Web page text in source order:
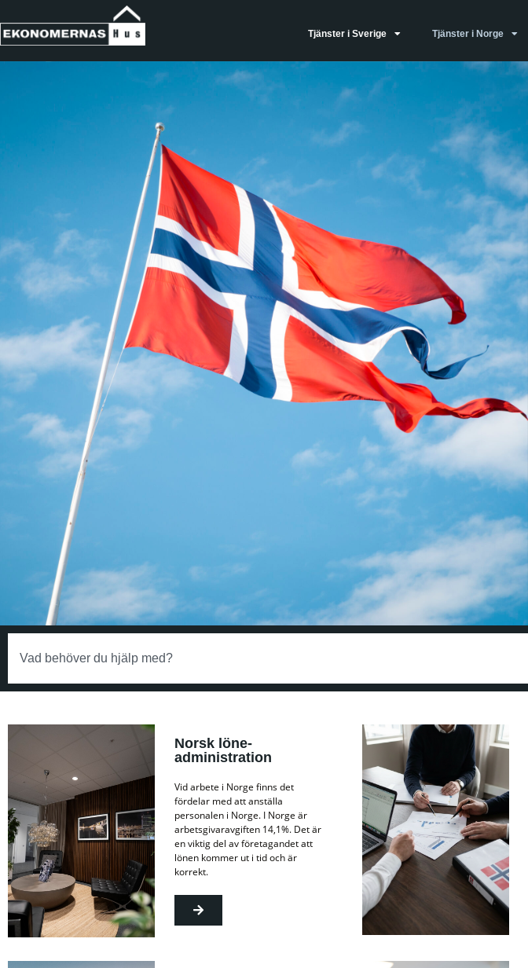
Tjänster i Sverige Tjänster i Norge
Norsk löne­
administration
Vid arbete i Norge finns det
fördelar med att anställa
personalen i Norge. I Norge är
arbetsgivaravgiften 14,1%. Det är
en viktig del av företagandet att
lönen kommer ut i tid och är
korrekt.